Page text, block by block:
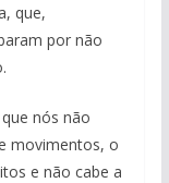
que,
por não
nós não
movimentos, o
e não cabe a